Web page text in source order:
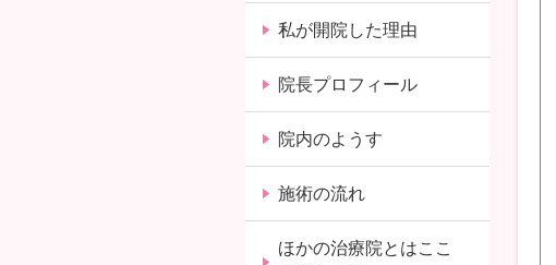
私が開院した理由
院長プロフィール
院内のようす
施術の流れ
ほかの治療院とはここ